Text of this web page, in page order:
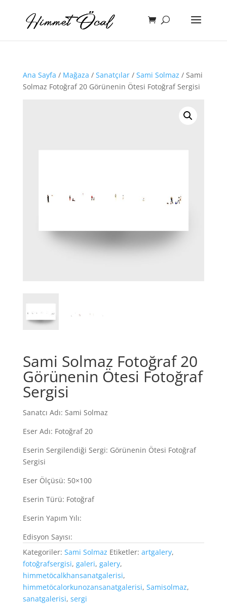
Ana Sayfa / Mağaza / Sanatçılar/ Sami Solmaz / Sami
Solmaz Fotoğraf 20 Görünenin Ötesi Fotoğraf Sergisi
Sami Solmaz Fotoğraf 20
Görünenin Ötesi Fotoğraf
Sergisi
Sanatcı Adı: Sami Solmaz
Eser Adı: Fotoğraf 20
Eserin Sergilendiği Sergi: Görünenin Ötesi Fotoğraf
Sergisi
Eser Ölçüsü: 50×100
Eserin Türü: Fotoğraf
Eserin Yapım Yılı:
Edisyon Sayısı:
Kategoriler: Sami Solmaz Etiketler: artgalery,
fotoğrafsergisi, galeri, galery,
himmetöcalkhansanatgalerisi,
himmetöcalorkunozansanatgalerisi, Samisolmaz,
sanatgalerisi, sergi